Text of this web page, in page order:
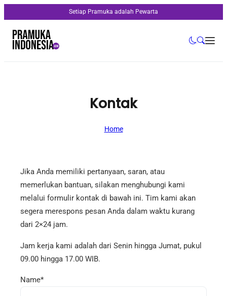
Setiap Pramuka adalah Pewarta
Kontak
Home
Jika Anda memiliki pertanyaan, saran, atau
memerlukan bantuan, silakan menghubungi kami
melalui formulir kontak di bawah ini. Tim kami akan
segera merespons pesan Anda dalam waktu kurang
dari 2×24 jam.
Jam kerja kami adalah dari Senin hingga Jumat, pukul
09.00 hingga 17.00 WIB.
Name*